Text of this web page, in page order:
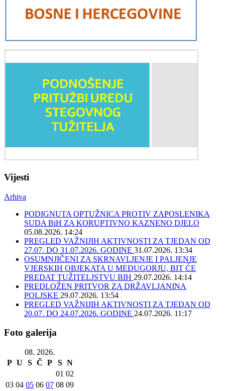
Vijesti
Arhiva
PODIGNUTA OPTUŽNICA PROTIV ZAPOSLENIKA
SUDA BiH ZA KORUPTIVNO KAZNENO DJELO
05.08.2026. 14:24
PREGLED VAŽNIJIH AKTIVNOSTI ZA TJEDAN OD
27.07. DO 31.07.2026. GODINE 31.07.2026. 13:34
OSUMNJIČENI ZA SKRNAVLJENJE I PALJENJE
VJERSKIH OBJEKATA U MEĐUGORJU, BIT ĆE
PREDAT TUŽITELJSTVU BIH 29.07.2026. 14:14
PREDLOŽEN PRITVOR ZA DRŽAVLJANINA
POLJSKE 29.07.2026. 13:54
PREGLED VAŽNIJIH AKTIVNOSTI ZA TJEDAN OD
20.07. DO 24.07.2026. GODINE 24.07.2026. 11:17
Foto galerija
08. 2026.
P U S Č P S N
01 02
03 04 05 06 07 08 09